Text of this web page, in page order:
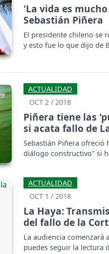
'La vida es
Sebastián Piñera
El presidente chileno se
y esto fue lo que dijo de
ACTUALIDAD
OCT 2 / 2018
Piñera tiene las
si acata fallo de
Sebastián Piñera ofreció
diálogo constructivo" si
ACTUALIDAD
OCT 1 / 2018
La Haya:
del fallo de la
La audiencia comenzará
puedes seguir la lectura